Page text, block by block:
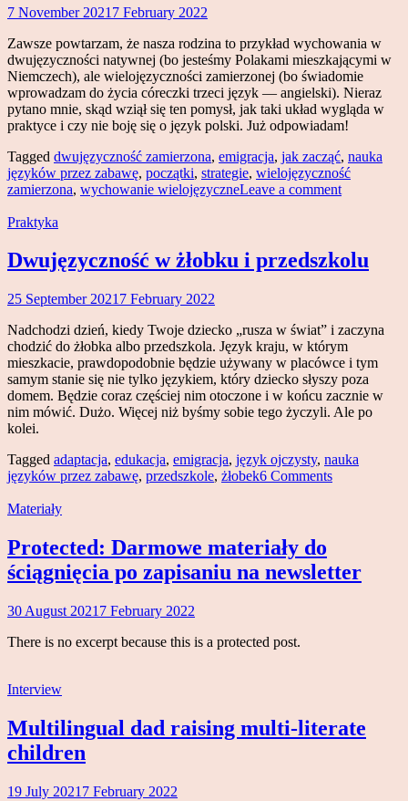
7 November 2021 7 February 2022
Zawsze powtarzam, że nasza rodzina to przykład wychowania w
dwujęzyczności natywnej (bo jesteśmy Polakami mieszkającymi w
Niemczech), ale wielojęzyczności zamierzonej (bo świadomie
wprowadzam do życia córeczki trzeci język — angielski). Nieraz
pytano mnie, skąd wziął się ten pomysł, jak taki układ wygląda w
praktyce i czy nie boję się o język polski. Już odpowiadam!
Tagged dwujęzyczność zamierzona, emigracja, jak zacząć, nauka
języków przez zabawę, początki, strategie, wielojęzyczność
zamierzona, wychowanie wielojęzyczneLeave a comment
Praktyka
Dwujęzyczność w żłobku i przedszkolu
25 September 2021 7 February 2022
Nadchodzi dzień, kiedy Twoje dziecko „rusza w świat” i zaczyna
chodzić do żłobka albo przedszkola. Język kraju, w którym
mieszkacie, prawdopodobnie będzie używany w placówce i tym
samym stanie się nie tylko językiem, który dziecko słyszy poza
domem. Będzie coraz częściej nim otoczone i w końcu zacznie w
nim mówić. Dużo. Więcej niż byśmy sobie tego życzyli. Ale po
kolei.
Tagged adaptacja, edukacja, emigracja, język ojczysty, nauka
języków przez zabawę, przedszkole, żłobek6 Comments
Materiały
Protected: Darmowe materiały do
ściągnięcia po zapisaniu na newsletter
30 August 2021 7 February 2022
There is no excerpt because this is a protected post.
Interview
Multilingual dad raising multi-literate
children
19 July 2021 7 February 2022